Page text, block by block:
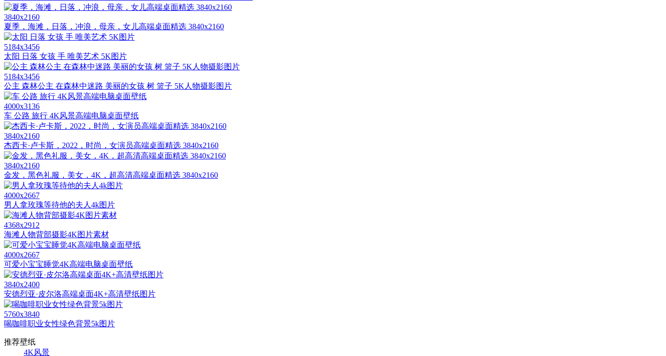
3840x2160
夏季，海滩，日落，冲浪，母亲，女儿高端桌面精选 3840x2160
5184x3456
太阳 日落 女孩 手 唯美艺术 5K图片
5184x3456
公主 森林公主 在森林中迷路 美丽的女孩 树 篮子 5K人物摄影图片
4000x3136
车 公路 旅行 4K风景高端电脑桌面壁纸
3840x2160
杰西卡·卢卡斯，2022，时尚，女演员高端桌面精选 3840x2160
3840x2160
金发，黑色礼服，美女，4K，超高清高端桌面精选 3840x2160
4000x2667
男人拿玫瑰等待他的夫人4k图片
4368x2912
海滩人物背部摄影4K图片素材
4000x2667
可爱小宝宝睡觉4K高端电脑桌面壁纸
3840x2400
安德烈亚·皮尔洛高端桌面4K+高清壁纸图片
5760x3840
喝咖啡职业女性绿色背景5k图片
推荐壁纸
4K风景